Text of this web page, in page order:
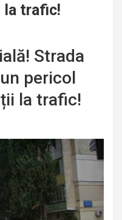
trafic!
Strada
pericol
la trafic!